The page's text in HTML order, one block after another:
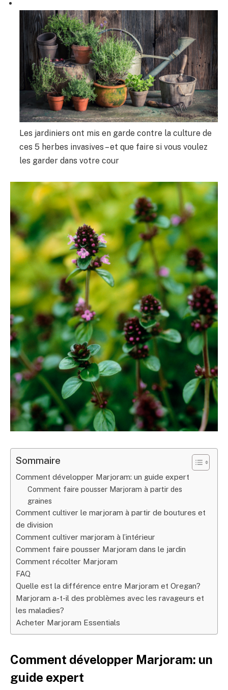
Les jardiniers ont mis en garde contre la culture de
ces 5 herbes invasives – et que faire si vous voulez
les garder dans votre cour
Sommaire
Comment développer Marjoram: un guide expert
Comment faire pousser Marjoram à partir des
graines
Comment cultiver le marjoram à partir de boutures et
de division
Comment cultiver marjoram à l’intérieur
Comment faire pousser Marjoram dans le jardin
Comment récolter Marjoram
FAQ
Quelle est la différence entre Marjoram et Oregan?
Marjoram a-t-il des problèmes avec les ravageurs et
les maladies?
Acheter Marjoram Essentials
Comment développer Marjoram: un
guide expert